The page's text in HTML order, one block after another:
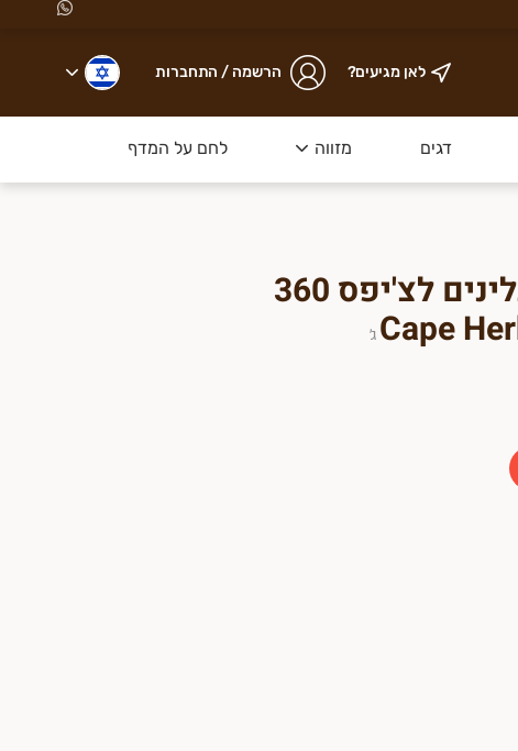
לאן מגיעים? הרשמה / התחברות
דגים מזווה לחם על המדף
תערובת מלח ותבלינים לצ'יפס 360
ג׳